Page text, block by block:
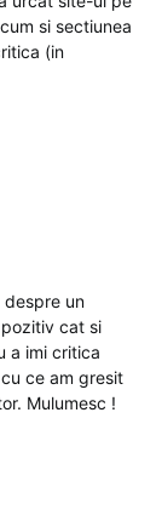
si sectiunea
(in
despre un
cat si
a imi critica
ce am gresit
Mulumesc !